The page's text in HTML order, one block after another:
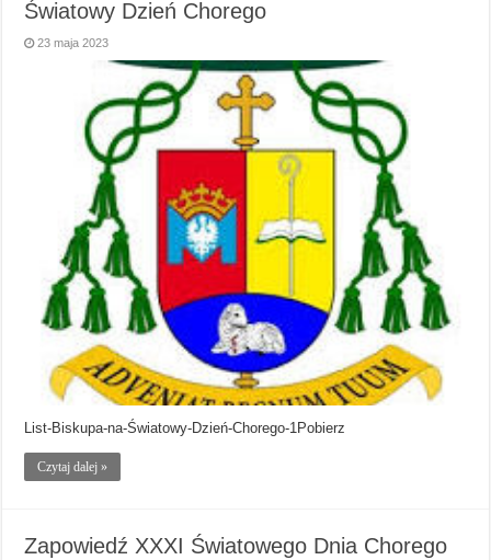
Światowy Dzień Chorego
23 maja 2023
List-Biskupa-na-Światowy-Dzień-Chorego-1Pobierz
Czytaj dalej »
Zapowiedź XXXI Światowego Dnia Chorego